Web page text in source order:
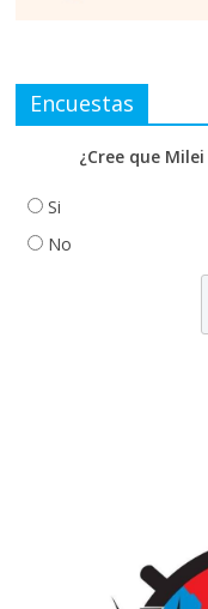
Encuestas
¿Cree que
Si
No